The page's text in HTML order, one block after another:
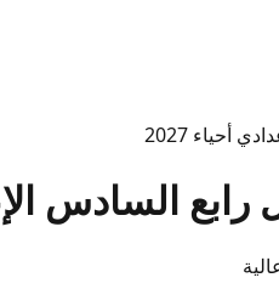
2027
السادس